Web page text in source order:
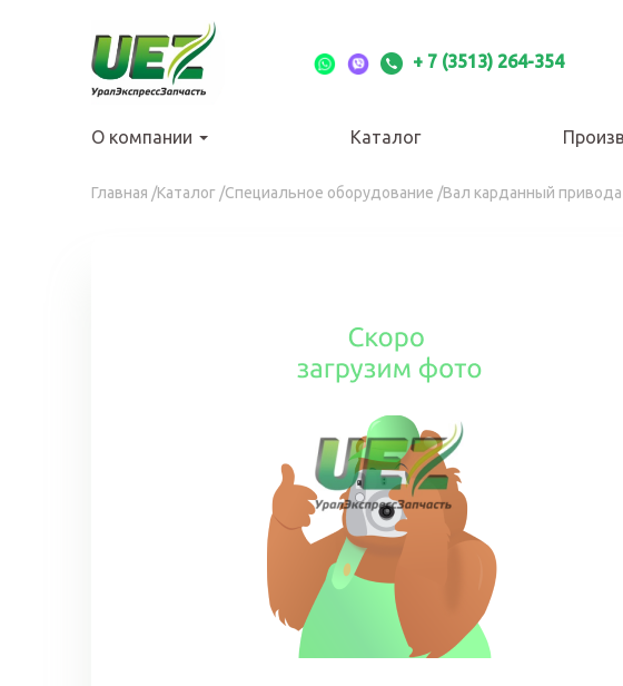
содержанию
+ 7 (3513) 264-354
О компании Каталог
Главная /Каталог /Специальное оборудование /Вал карданный